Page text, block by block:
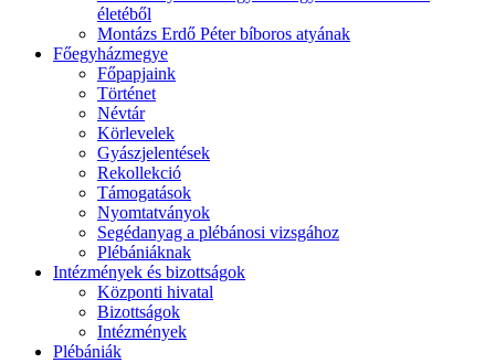
életéből
Montázs Erdő Péter bíboros atyának
Főegyházmegye
Főpapjaink
Történet
Névtár
Körlevelek
Gyászjelentések
Rekollekció
Támogatások
Nyomtatványok
Segédanyag a plébánosi vizsgához
Plébániáknak
Intézmények és bizottságok
Központi hivatal
Bizottságok
Intézmények
Plébániák